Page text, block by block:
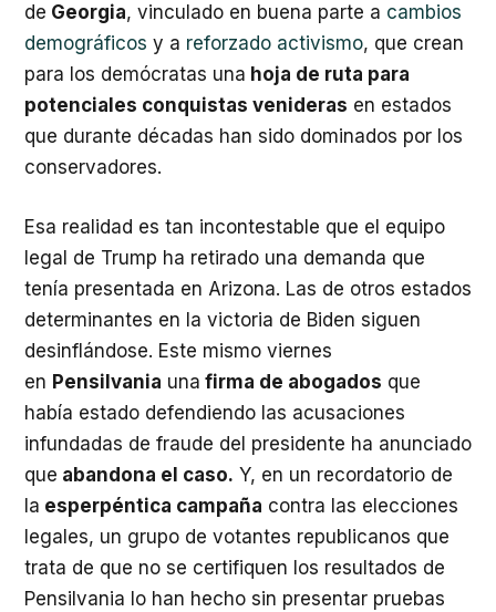
de Georgia, vinculado en buena parte a cambios
demográficos y a reforzado activismo, que crean
para los demócratas una hoja de ruta para
potenciales conquistas venideras en estados
que durante décadas han sido dominados por los
conservadores.
Esa realidad es tan incontestable que el equipo
legal de Trump ha retirado una demanda que
tenía presentada en Arizona. Las de otros estados
determinantes en la victoria de Biden siguen
desinflándose. Este mismo viernes
en Pensilvania una firma de abogados que
había estado defendiendo las acusaciones
infundadas de fraude del presidente ha anunciado
que abandona el caso. Y, en un recordatorio de
la esperpéntica campaña contra las elecciones
legales, un grupo de votantes republicanos que
trata de que no se certifiquen los resultados de
Pensilvania lo han hecho sin presentar pruebas